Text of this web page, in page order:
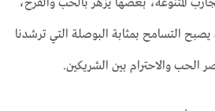
التسامح بمثابة البوصلة التي ترشدنا
الحب والاحترام بين الشريكين.